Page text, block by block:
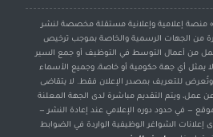
منصة إعلامية وإعلانية مستقلة مخصصة لنشر
من الجهات الرسمية والخاصة بموجب ترخيص
من أعمال التوسط في التوظيف أو جمع السير
يمثل أي جهة حكومية أو خاصة، وجميع الأسماء
للتعريف بمصدر الإعلان فقط. لا يتقاضى
عمل، ويتم التقديم مباشرة لدى الجهة المعلنة
— في حدود دوره الإعلامي عند إعادة النشر —
الشواغر الوظيفية الواردة في الضوابط